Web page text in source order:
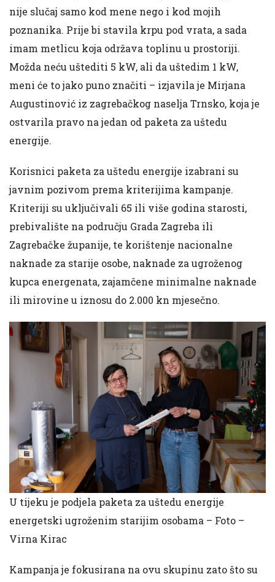
nije slučaj samo kod mene nego i kod mojih
poznanika. Prije bi stavila krpu pod vrata, a sada
imam metlicu koja održava toplinu u prostoriji.
Možda neću uštediti 5 kW, ali da uštedim 1 kW,
meni će to jako puno značiti – izjavila je Mirjana
Augustinović iz zagrebačkog naselja Trnsko, koja je
ostvarila pravo na jedan od paketa za uštedu
energije.
Korisnici paketa za uštedu energije izabrani su
javnim pozivom prema kriterijima kampanje.
Kriteriji su uključivali 65 ili više godina starosti,
prebivalište na području Grada Zagreba ili
Zagrebačke županije, te korištenje nacionalne
naknade za starije osobe, naknade za ugroženog
kupca energenata, zajamčene minimalne naknade
ili mirovine u iznosu do 2.000 kn mjesečno.
U tijeku je podjela paketa za uštedu energije
energetski ugroženim starijim osobama – Foto –
Virna Kirac
Kampanja je fokusirana na ovu skupinu zato što su